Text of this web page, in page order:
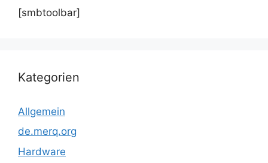
[smbtoolbar]
Kategorien
Allgemein
de.merq.org
Hardware